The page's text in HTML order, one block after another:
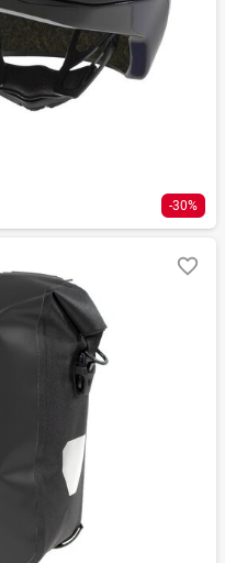
-30%